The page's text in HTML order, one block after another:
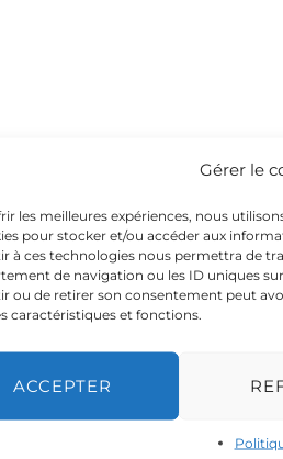
Gérer le
les meilleures expériences, nous
pour stocker et/ou accéder aux
à ces technologies nous permettra de
de navigation ou les ID uniques sur
ou de retirer son consentement peut
caractéristiques et fonctions.
ACCEPTER